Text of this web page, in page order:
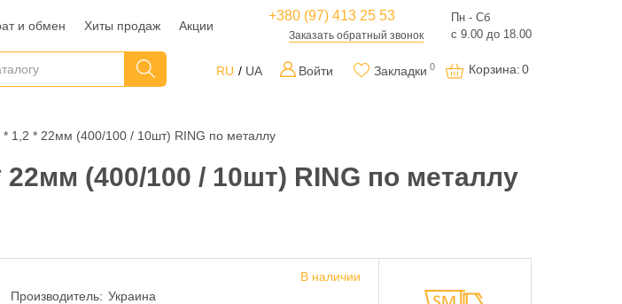
и обмен Хиты продаж Акции
+380 (97) 413 25 53
Заказать обратный звонок
Пн - Сб
с 9.00 до 18.00
RU UA Войти Закладки 0 Корзина: 0
* 1,2 * 22мм (400/100 / 10шт) RING по металлу
(400/100 / 10шт) RING по металлу
Производитель: Украина
В наличии